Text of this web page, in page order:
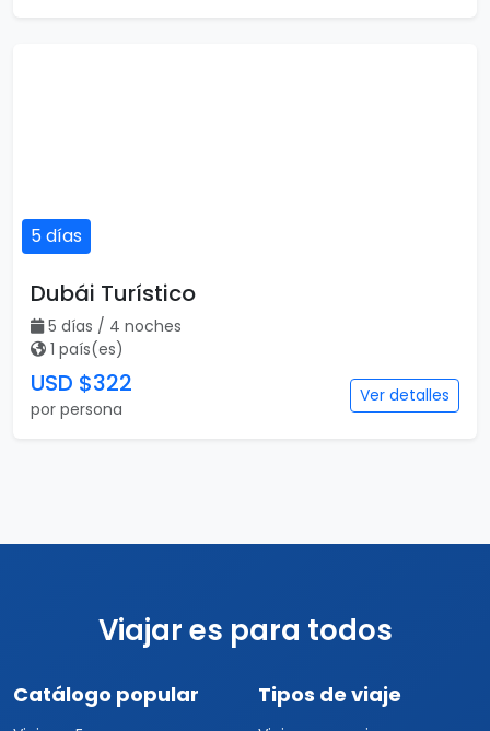
5 días
Dubái Turístico
5 días / 4 noches
1 país(es)
USD $322
por persona
Ver detalles
Viajar es para todos
Catálogo popular Tipos de viaje